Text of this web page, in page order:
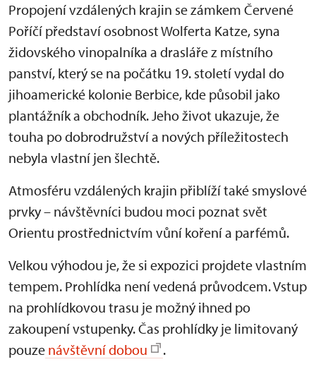
Propojení vzdálených krajin se zámkem Červené
Poříčí představí osobnost Wolferta Katze, syna
židovského vinopalníka a drasláře z místního
panství, který se na počátku 19. století vydal do
jihoamerické kolonie Berbice, kde působil jako
plantážník a obchodník. Jeho život ukazuje, že
touha po dobrodružství a nových příležitostech
nebyla vlastní jen šlechtě.
Atmosféru vzdálených krajin přiblíží také smyslové
prvky – návštěvníci budou moci poznat svět
Orientu prostřednictvím vůní koření a parfémů.
Velkou výhodou je, že si expozici projdete vlastním
tempem. Prohlídka není vedená průvodcem. Vstup
na prohlídkovou trasu je možný ihned po
zakoupení vstupenky. Čas prohlídky je limitovaný
pouze návštěvní dobou
.